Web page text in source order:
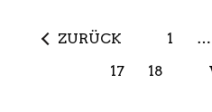
ZURÜCK 1 …
17
18